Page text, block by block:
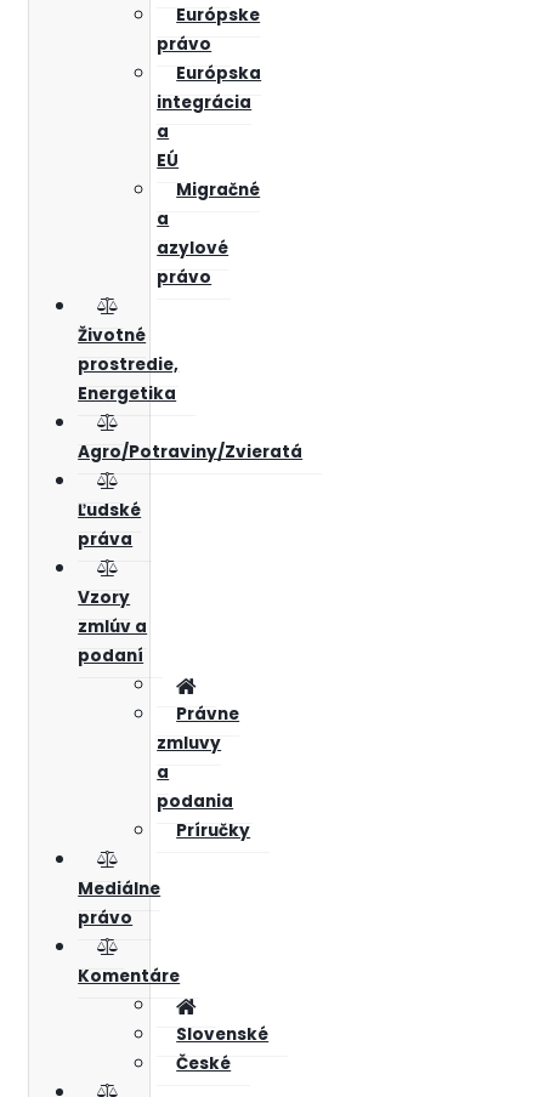
Európske
právo
Európska
integrácia
a
EÚ
Migračné
a
azylové
právo
Životné
prostredie,
Energetika
Agro/Potraviny/Zvieratá
Ľudské
práva
Vzory
zmlúv a
podaní
Právne
zmluvy
a
podania
Príručky
Mediálne
právo
Komentáre
Slovenské
České